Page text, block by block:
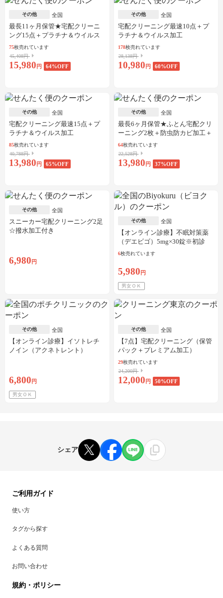
その他 全国
最長11ヶ月保管★宅配クリーニ
ング15点＋プラチナ＆ウイルス
加工
75枚売れています
45,408円
15,980 円 64%OFF
その他 全国
宅配クリーニング最速10点＋プ
ラチナ＆ウイルス加工
178枚売れています
28,138円
10,980 円 60%OFF
その他 全国
宅配クリーニング最速15点＋プ
ラチナ＆ウイルス加工
85枚売れています
40,788円
13,980 円 65%OFF
その他 全国
最長6ヶ月保管★ふとん宅配クリ
ーニング2枚＋防虫防カビ加工＋
しみ抜き
64枚売れています
22,528円
13,980 円 37%OFF
その他 全国
スニーカー宅配クリーニング2足
☆撥水加工付き
6,980 円
その他 全国
【オンライン診療】不眠対策薬
（デエビゴ）5mg×30錠※初診
料・送料込
6枚売れています
5,980 円
男女ＯＫ
その他 全国
【オンライン診療】イソトレチ
ノイン（アクネトレント）
6,800 円
男女ＯＫ
その他 全国
【7点】宅配クリーニング（保管
パック＋プレミアム加工）
29枚売れています
24,200円
12,000 円 50%OFF
シェア
ご利用ガイド
使い方
タグから探す
よくある質問
お問い合わせ
規約・ポリシー